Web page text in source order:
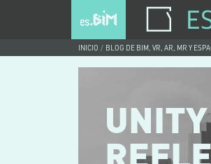
INICIO BLOG DE BIM, VR, AR, MR Y
UNITY